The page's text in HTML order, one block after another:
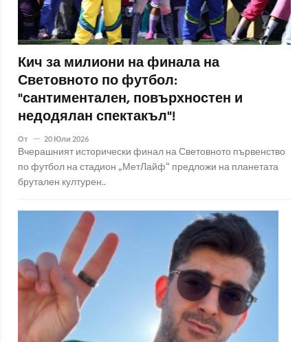
Кич за милиони на финала на
Световното по футбол:
"сантиментален, повърхностен и
недодялан спектакъл"!
От 20 Юли 2026
Вчерашният исторически финал на Световното първенство
по футбол на стадион „МетЛайф“ предложи на планетата
брутален културен..